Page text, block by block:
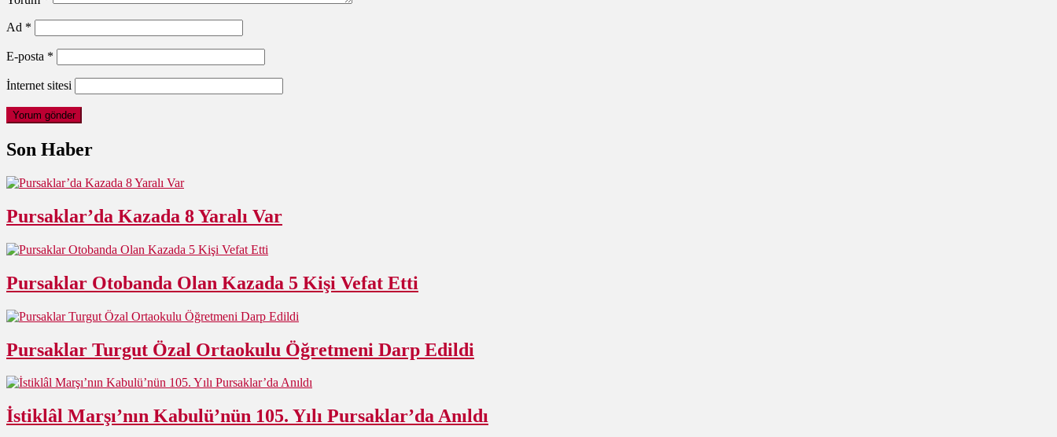
Ad *
E-posta *
İnternet sitesi
Son Haber
Pursaklar’da Kazada 8 Yaralı Var
Pursaklar Otobanda Olan Kazada 5 Kişi Vefat Etti
Pursaklar Turgut Özal Ortaokulu Öğretmeni Darp Edildi
İstiklâl Marşı’nın Kabulü’nün 105. Yılı Pursaklar’da Anıldı